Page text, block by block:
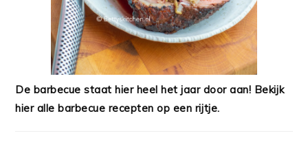
De barbecue staat hier heel het jaar door aan! Bekijk
hier alle barbecue recepten op een rijtje.